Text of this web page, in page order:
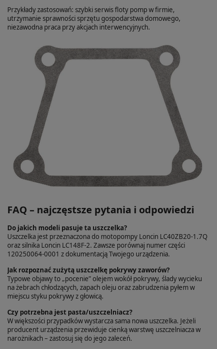
Przykłady zastosowań: szybki serwis floty pomp w firmie,
utrzymanie sprawności sprzętu gospodarstwa domowego,
niezawodna praca przy akcjach interwencyjnych.
FAQ – najczęstsze pytania i odpowiedzi
Do jakich modeli pasuje ta uszczelka?
Uszczelka jest przeznaczona do motopompy Loncin LC40ZB20-1.7Q
oraz silnika Loncin LC148F-2. Zawsze porównaj numer części
120250064-0001 z dokumentacją Twojego urządzenia.
Jak rozpoznać zużytą uszczelkę pokrywy zaworów?
Typowe objawy to „pocenie” olejem wokół pokrywy, ślady wycieku
na żebrach chłodzących, zapach oleju oraz zabrudzenia pyłem w
miejscu styku pokrywy z głowicą.
Czy potrzebna jest pasta/uszczelniacz?
W większości przypadków wystarcza sama nowa uszczelka. Jeżeli
producent urządzenia przewiduje cienką warstwę uszczelniacza w
narożnikach – zastosuj się do jego zaleceń.